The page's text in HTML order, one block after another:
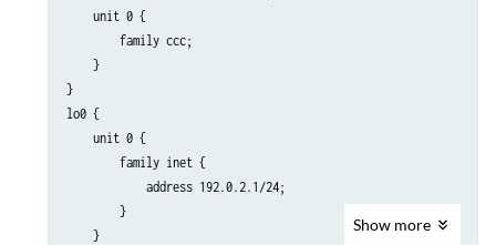
    unit 0 {
        family ccc;
    }
}
lo0 {
    unit 0 {
        family inet {
            address 192.0.2.1/24;
        }
    }
Show more